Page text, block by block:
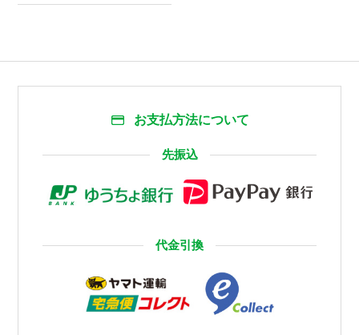
お支払方法について
先振込
代金引換